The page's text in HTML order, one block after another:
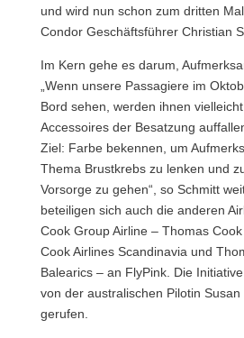
und wird nun schon zum dritten
Condor Geschäftsführer Christian
Im Kern gehe es darum,
„Wenn unsere Passagiere im
Bord sehen, werden ihnen
Accessoires der Besatzung
Ziel: Farbe bekennen, um
Thema Brustkrebs zu lenken und
Vorsorge zu gehen“, so Schmitt
beteiligen sich auch die anderen
Cook Group Airline – Thomas
Cook Airlines Scandinavia und
Balearics – an FlyPink. Die
von der australischen Pilotin
gerufen.